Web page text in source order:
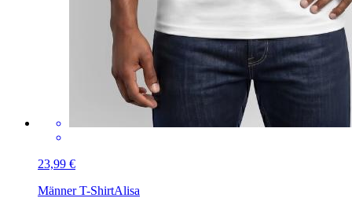
23,99 €
Männer T-ShirtAlisa